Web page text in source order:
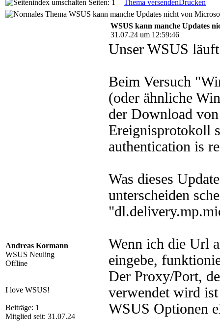
Seiten: 1
Thema versendenDrucken
WSUS kann manche Updates nicht von
Andreas Kormann
WSUS Neuling
Offline
I love WSUS!
Beiträge: 1
Mitglied seit: 31.07.24
WSUS kann manche Updates
31.07.24 um 12:59:46
Unser WSUS
Beim Versuch
(oder ähnliche
der Download
Ereignisprotokoll
authentication is
Was dieses
unterscheiden
Wenn ich die Url
eingebe,
Der Proxy/Port,
verwendet wird
WSUS Optionen